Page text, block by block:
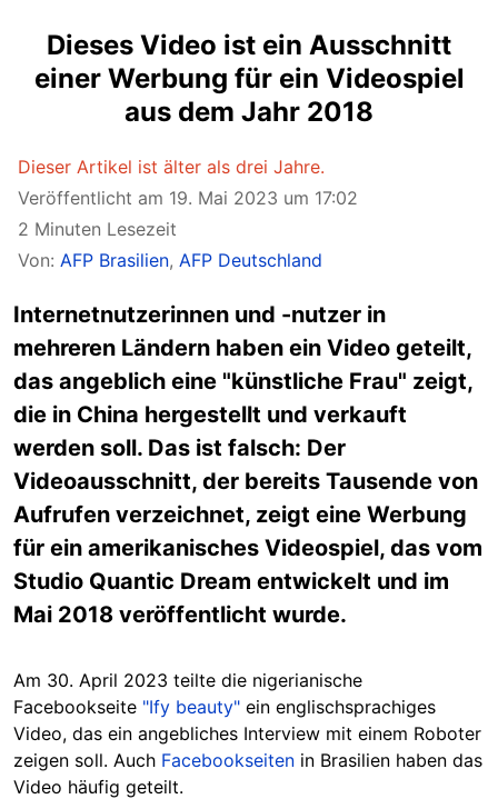
Dieses Video ist ein Ausschnitt
einer Werbung für ein Videospiel
aus dem Jahr 2018
Dieser Artikel ist älter als drei Jahre.
Veröffentlicht am 19. Mai 2023 um 17:02
2 Minuten Lesezeit
Von: AFP Brasilien, AFP Deutschland
Internetnutzerinnen und -nutzer in
mehreren Ländern haben ein Video geteilt,
das angeblich eine "künstliche Frau" zeigt,
die in China hergestellt und verkauft
werden soll. Das ist falsch: Der
Videoausschnitt, der bereits Tausende von
Aufrufen verzeichnet, zeigt eine Werbung
für ein amerikanisches Videospiel, das vom
Studio Quantic Dream entwickelt und im
Mai 2018 veröffentlicht wurde.
Am 30. April 2023 teilte die nigerianische
Facebookseite "Ify beauty" ein englischsprachiges
Video, das ein angebliches Interview mit einem Roboter
zeigen soll. Auch Facebookseiten in Brasilien haben das
Video häufig geteilt.